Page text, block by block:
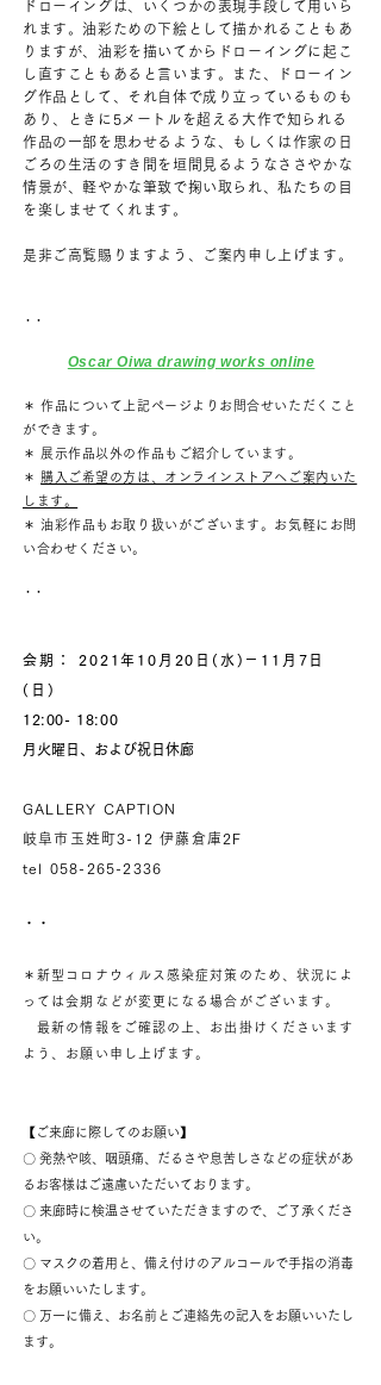
ドローイングは、いくつかの表現手段して用いら
れます。油彩ための下絵として描かれることもあ
りますが、油彩を描いてからドローイングに起こ
し直すこともあると言います。また、ドローイン
グ作品として、それ自体で成り立っているものも
あり、ときに5メートルを超える大作で知られる
作品の一部を思わせるような、もしくは作家の日
ごろの生活のすき間を垣間見るようなささやかな
情景が、軽やかな筆致で掬い取られ、私たちの目
を楽しませてくれます。
是非ご高覧賜りますよう、ご案内申し上げます。
​・・
Oscar Oiwa drawing works online
＊ 作品について上記ページ よりお問合せいただくこと
ができます。
＊ 展示作品以外の作品もご紹介しています。
＊ 購入ご希望の方は、オンラインストアへご案内いた
します。
＊ 油彩作品もお取り扱いがございます。お気軽にお問
い合わせください。
・・
会期： 2021年10月20日(水)－11月7日
(日)
12:00- 18:00
​月火曜日、および祝日休廊
GALLERY CAPTION
岐阜市玉姓町3-12 伊藤倉庫2F
tel 058-265-2336
・・
＊新型コロナウィルス感染症対策のため、状況によ
っては会期などが変更になる場合がございます。
最新の情報をご確認の上、お出掛けくださいます
よう、お願い申し上げます。
【ご来廊に際してのお願い】
〇 発熱や咳、咽頭痛、だるさや息苦しさなどの症状があ
るお客様はご遠慮いただいております。
〇 来廊時に検温させていただきますので、ご了承くださ
い。
〇 マスクの着用と、備え付けのアルコールで手指の消毒
をお願いいたします。
〇 万一に備え、お名前とご連絡先の記入をお願いいたし
ます。